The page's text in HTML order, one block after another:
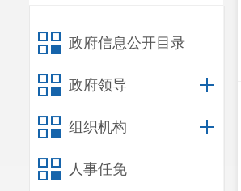
政府信息公开目录
政府领导
组织机构
人事任免